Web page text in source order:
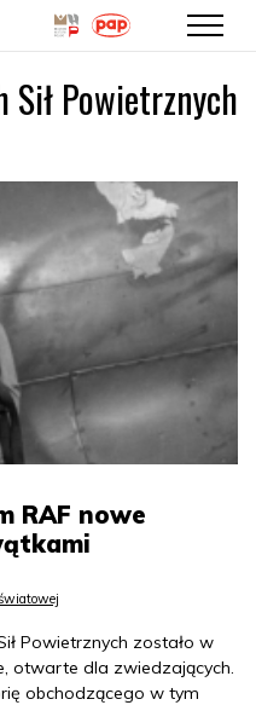
Sił Powietrznych
RAF nowe
Powietrznych zostało w
otwarte dla zwiedzających.
obchodzącego w tym